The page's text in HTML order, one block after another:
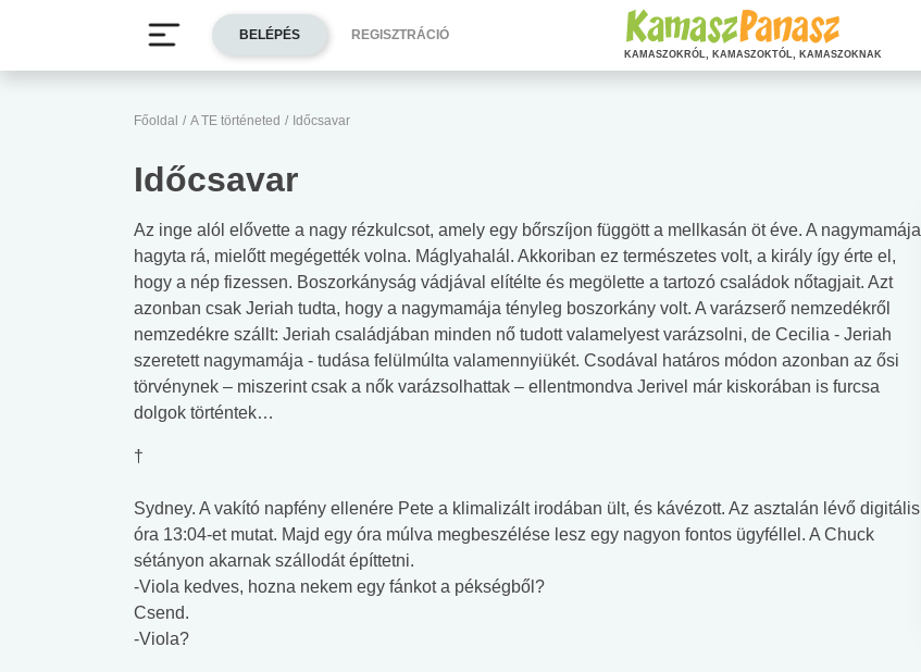
Főoldal / A TE történeted / Időcsavar
Időcsavar
Az inge alól elővette a nagy rézkulcsot, amely egy bőrszíjon függött a mellkasán öt éve. A nagymamája
hagyta rá, mielőtt megégették volna. Máglyahalál. Akkoriban ez természetes volt, a király így érte el,
hogy a nép fizessen. Boszorkányság vádjával elítélte és megölette a tartozó családok nőtagjait. Azt
azonban csak Jeriah tudta, hogy a nagymamája tényleg boszorkány volt. A varázserő nemzedékről
nemzedékre szállt: Jeriah családjában minden nő tudott valamelyest varázsolni, de Cecilia - Jeriah
szeretett nagymamája - tudása felülmúlta valamennyiükét. Csodával határos módon azonban az ősi
törvénynek – miszerint csak a nők varázsolhattak – ellentmondva Jerivel már kiskorában is furcsa
dolgok történtek…
†
Sydney. A vakító napfény ellenére Pete a klimalizált irodában ült, és kávézott. Az asztalán lévő digitális
óra 13:04-et mutat. Majd egy óra múlva megbeszélése lesz egy nagyon fontos ügyféllel. A Chuck
sétányon akarnak szállodát építtetni.
-Viola kedves, hozna nekem egy fánkot a pékségből?
Csend.
-Viola?
BELÉPÉS REGISZTRÁCIÓ
KAMASZOKRÓL, KAMASZOKTÓL, KAMASZOKNAK